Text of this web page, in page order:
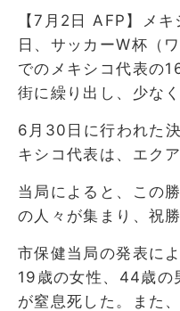
【7月2日 AFP】メ
日、サッカーW杯（
でのメキシコ代表の
街に繰り出し、少な
6月30日に行われた
キシコ代表は、エク
当局によると、この
の人々が集まり、祝
市保健当局の発表に
19歳の女性、44歳の
が窒息死した。また